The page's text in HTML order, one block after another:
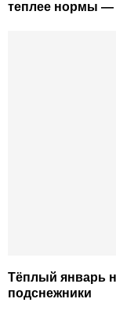
теплее нормы —
Тёплый январь
подснежники